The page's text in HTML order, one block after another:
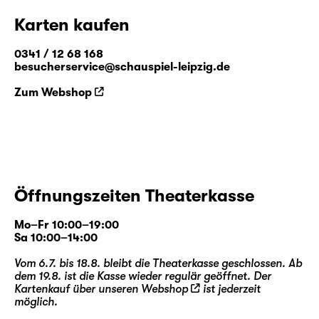
Erfolgsinszenierung auf die Probebühne in
der Simon-Bolivar-Straße in Mockau verlegt.
zuerst als Maler und Illustrator, bevor er 2002
Jugendliteraturpreis 2011. Die Jury
begründete diese Entscheidung
folgendermaßen: „Das feine Gespür des
Autors für jugendrelevante Themen,
authentische Erzählton und der bis zum
filmreifen Finale konsequent durchgehaltene
Spannungsbogen machen den Roman
Karten kaufen
0341 / 12 68 168
besucherservice@schauspiel-leipzig.de
Zum Webshop
Öffnungszeiten Theaterkasse
Mo–Fr 10:00–19:00
Sa 10:00–14:00
Vom 6.7. bis 18.8. bleibt die Theaterkasse geschlossen. Ab
dem 19.8. ist die Kasse wieder regulär geöffnet. Der
Kartenkauf über unseren Webshop
ist jederzeit
möglich.